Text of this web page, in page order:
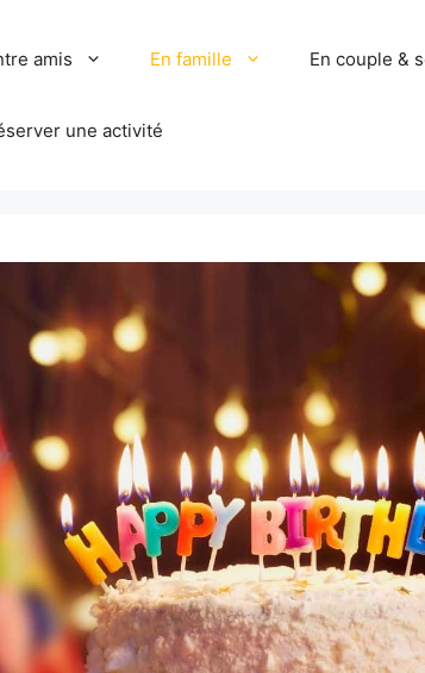
amis En famille En couple &
une activité